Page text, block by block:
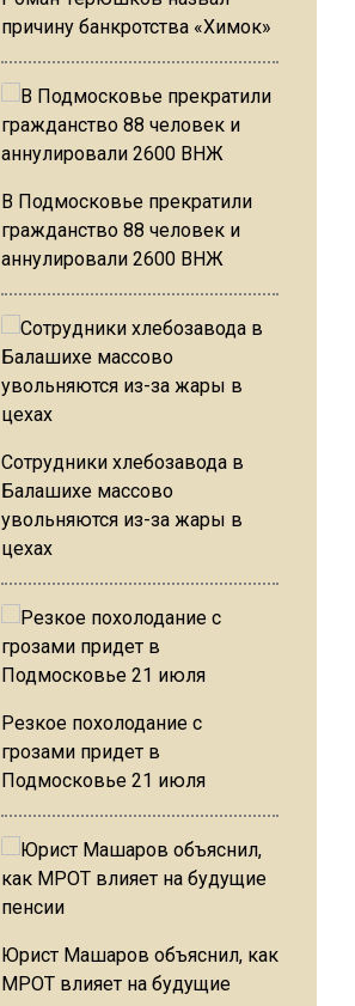
причину банкротства «Химок»
В Подмосковье прекратили
гражданство 88 человек и
аннулировали 2600 ВНЖ
Сотрудники хлебозавода в
Балашихе массово
увольняются из-за жары в
цехах
Резкое похолодание с
грозами придет в
Подмосковье 21 июля
Юрист Машаров объяснил, как
МРОТ влияет на будущие